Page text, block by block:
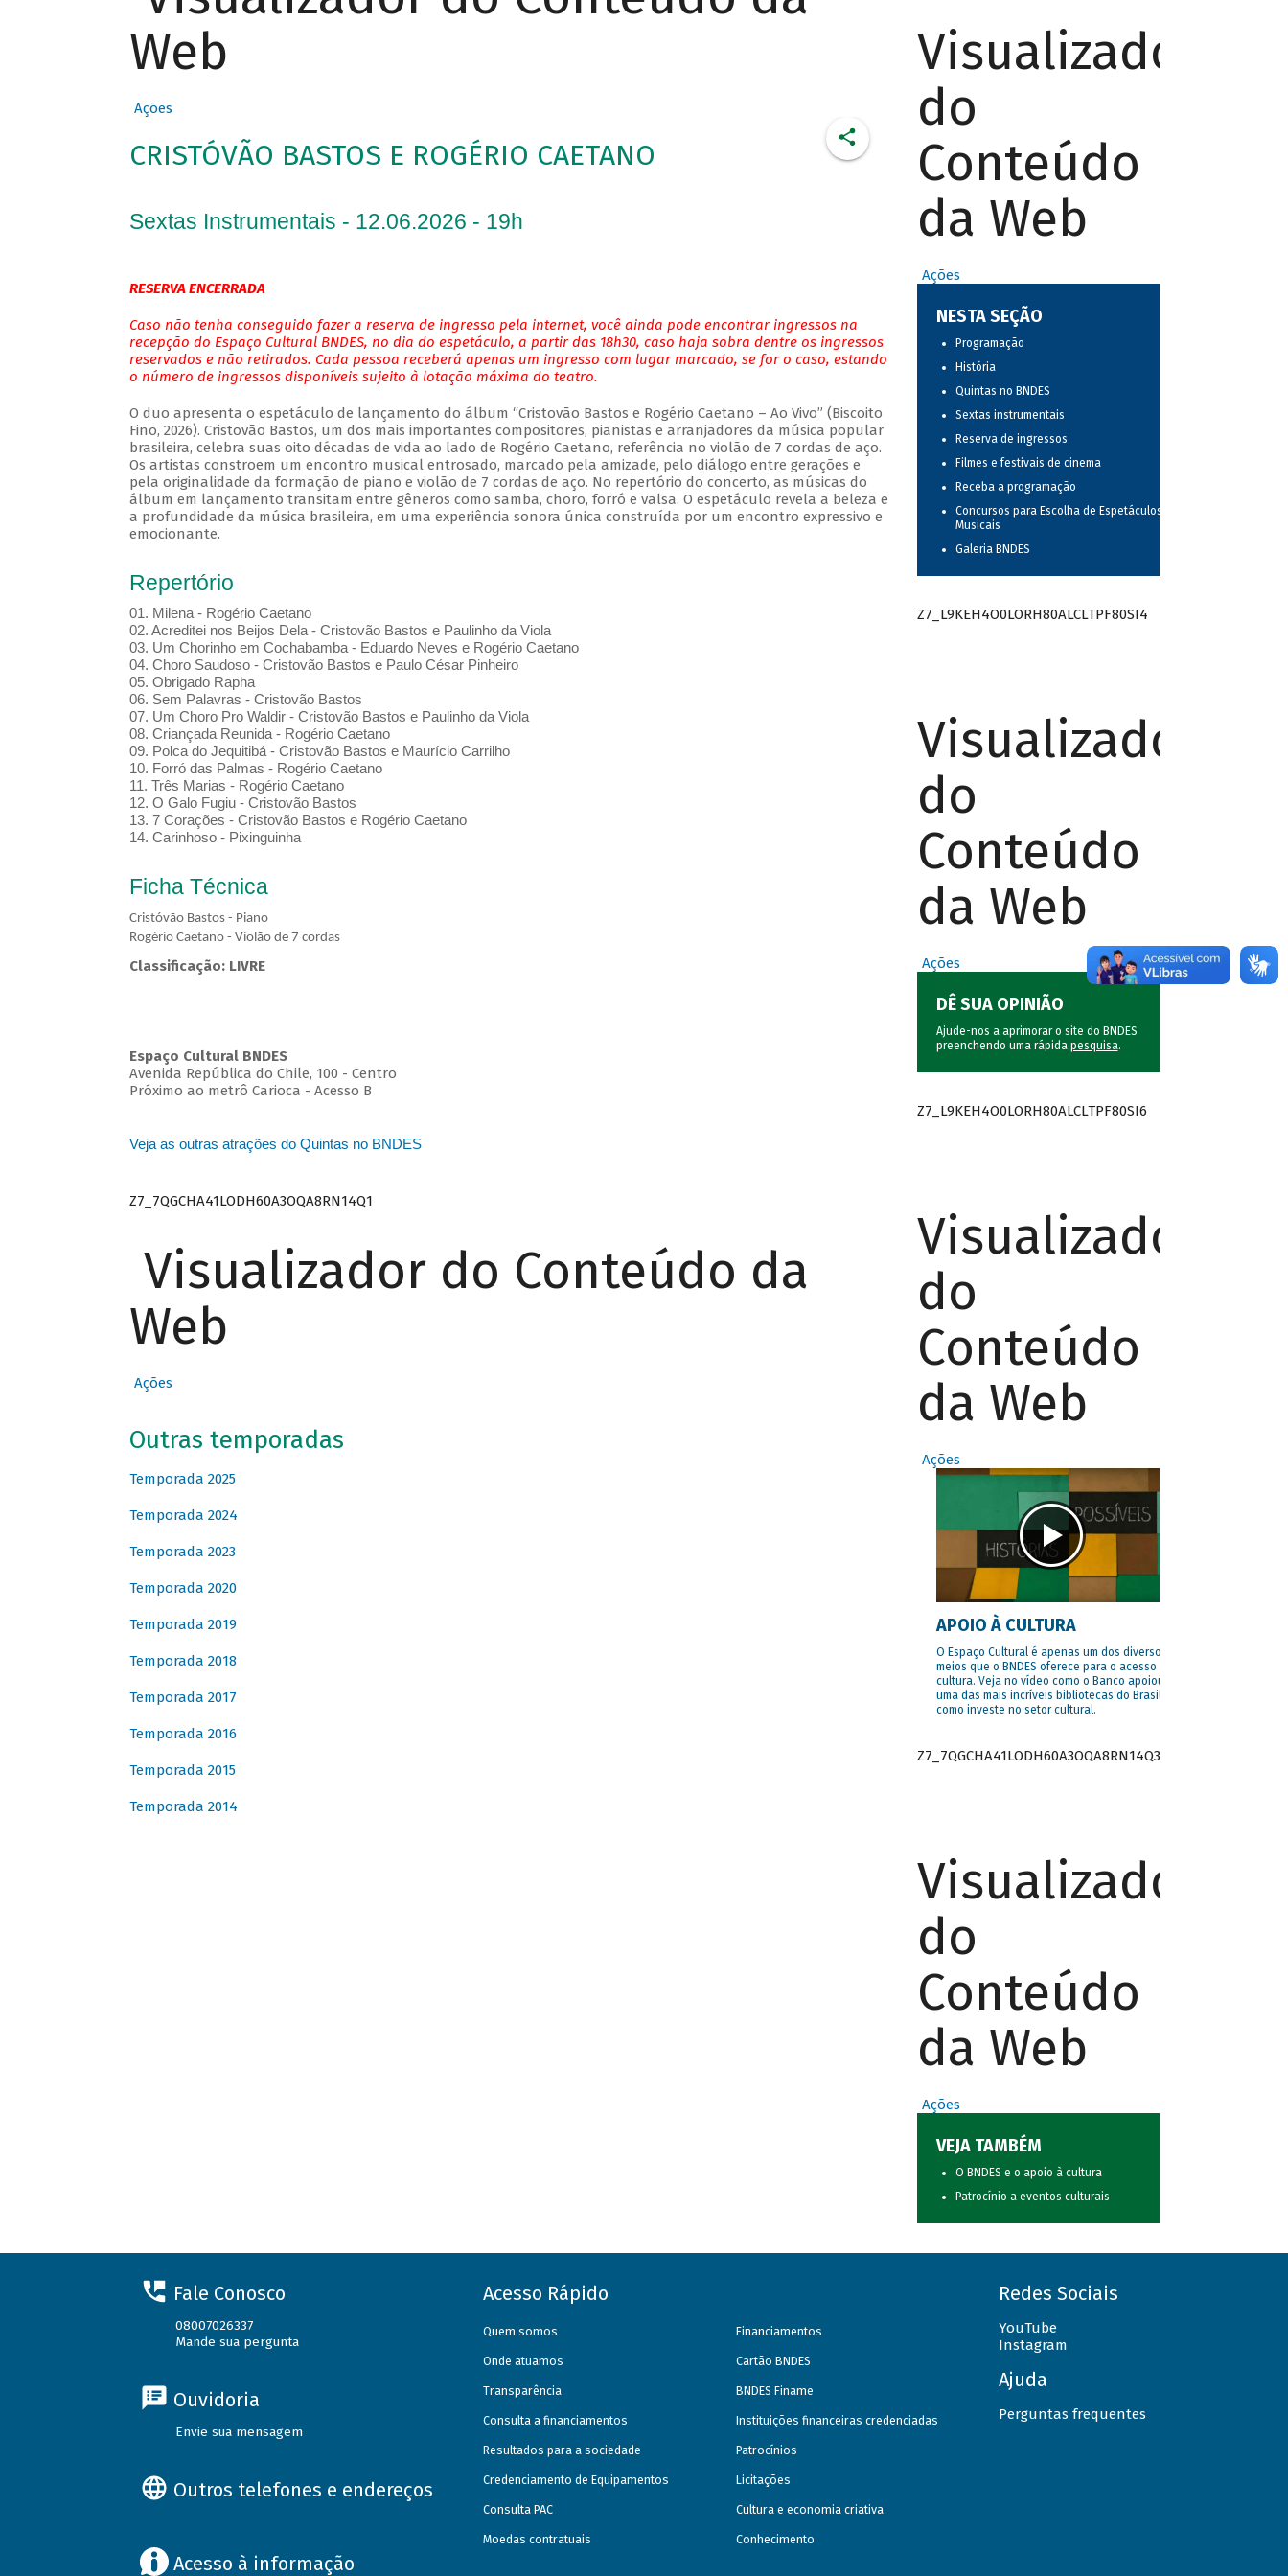
Web
Ações
CRISTÓVÃO BASTOS E ROGÉRIO CAETANO
Sextas Instrumentais - 12.06.2026 - 19h
RESERVA ENCERRADA
Caso não tenha conseguido fazer a reserva de ingresso pela internet, você ainda pode encontrar ingressos na
recepção do Espaço Cultural BNDES, no dia do espetáculo, a partir das 18h30, caso haja sobra dentre os ingressos
reservados e não retirados. Cada pessoa receberá apenas um ingresso com lugar marcado, se for o caso, estando
o número de ingressos disponíveis sujeito à lotação máxima do teatro.
O duo apresenta o espetáculo de lançamento do álbum “Cristovão Bastos e Rogério Caetano – Ao Vivo” (Biscoito
Fino, 2026). Cristovão Bastos, um dos mais importantes compositores, pianistas e arranjadores da música popular
brasileira, celebra suas oito décadas de vida ao lado de Rogério Caetano, referência no violão de 7 cordas de aço.
Os artistas constroem um encontro musical entrosado, marcado pela amizade, pelo diálogo entre gerações e
pela originalidade da formação de piano e violão de 7 cordas de aço. No repertório do concerto, as músicas do
álbum em lançamento transitam entre gêneros como samba, choro, forró e valsa. O espetáculo revela a beleza e
a profundidade da música brasileira, em uma experiência sonora única construída por um encontro expressivo e
emocionante.
Repertório
01. Milena - Rogério Caetano
02. Acreditei nos Beijos Dela - Cristovão Bastos e Paulinho da Viola
03. Um Chorinho em Cochabamba - Eduardo Neves e Rogério Caetano
04. Choro Saudoso - Cristovão Bastos e Paulo César Pinheiro
05. Obrigado Rapha
06. Sem Palavras - Cristovão Bastos
07. Um Choro Pro Waldir - Cristovão Bastos e Paulinho da Viola
08. Criançada Reunida - Rogério Caetano
09. Polca do Jequitibá - Cristovão Bastos e Maurício Carrilho
10. Forró das Palmas - Rogério Caetano
11. Três Marias - Rogério Caetano
12. O Galo Fugiu - Cristovão Bastos
13. 7 Corações - Cristovão Bastos e Rogério Caetano
14. Carinhoso - Pixinguinha
Ficha Técnica
Cristóvão Bastos - Piano
Rogério Caetano - Violão de 7 cordas
Classificação: LIVRE
Espaço Cultural BNDES
Avenida República do Chile, 100 - Centro
Próximo ao metrô Carioca - Acesso B
Veja as outras atrações do Quintas no BNDES
Z7_7QGCHA41LODH60A3OQA8RN14Q1
Visualizador do Conteúdo da
Web
Ações
Outras temporadas
Temporada 2025
Temporada 2024
Temporada 2023
Temporada 2020
Temporada 2019
Temporada 2018
Temporada 2017
Temporada 2016
Temporada 2015
Temporada 2014
Visualizador
do
Conteúdo
da Web
Ações
NESTA SEÇÃO
Programação
História
Quintas no BNDES
Sextas instrumentais
Reserva de ingressos
Filmes e festivais de cinema
Receba a programação
Concursos para Escolha de Espetáculos
Musicais
Galeria BNDES
Z7_L9KEH4O0LORH80ALCLTPF80SI4
Visualizador
do
Conteúdo
da Web
Ações
DÊ SUA OPINIÃO
Ajude-nos a aprimorar o site do BNDES
preenchendo uma rápida pesquisa.
Z7_L9KEH4O0LORH80ALCLTPF80SI6
Visualizador
do
Conteúdo
da Web
Ações
APOIO À CULTURA
O Espaço Cultural é apenas um dos diversos
meios que o BNDES oferece para o acesso à
cultura. Veja no vídeo como o Banco apoiou
uma das mais incríveis bibliotecas do Brasil e
como investe no setor cultural.
Z7_7QGCHA41LODH60A3OQA8RN14Q3
Visualizador
do
Conteúdo
da Web
Ações
VEJA TAMBÉM
O BNDES e o apoio à cultura
Patrocínio a eventos culturais
Fale Conosco
08007026337
Mande sua pergunta
Ouvidoria
Envie sua mensagem
Outros telefones e endereços
Acesso à informação
Acesso Rápido
Quem somos
Onde atuamos
Transparência
Consulta a financiamentos
Resultados para a sociedade
Credenciamento de Equipamentos
Consulta PAC
Moedas contratuais
Financiamentos
Cartão BNDES
BNDES Finame
Instituições financeiras credenciadas
Patrocínios
Licitações
Cultura e economia criativa
Conhecimento
Redes Sociais
YouTube
Instagram
Ajuda
Perguntas frequentes